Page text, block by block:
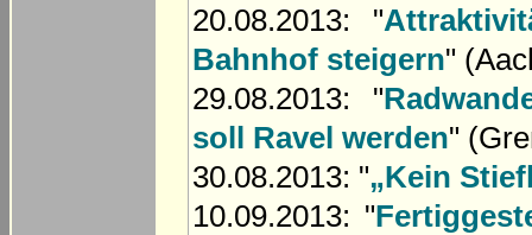
20.08.2013: "
Bahnhof steigern"
29.08.2013: "
soll Ravel werden"
30.08.2013: "„Kein
10.09.2013: "